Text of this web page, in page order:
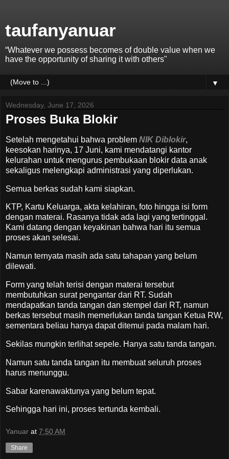
taufanyanuar
“Whatever we possess becomes of double value when we
have the opportunity of sharing it with others"
▼
Wednesday, June 17, 2026
Proses Buka Blokir
Setelah mengetahui bahwa problem NIK Diblokir,
keesokan harinya, 17 Juni, kami mendatangi kantor
kelurahan untuk mengurus pembukaan blokir data anak
sekaligus melengkapi administrasi yang diperlukan.
Semua berkas sudah kami siapkan.
KTP, Kartu Keluarga, akta kelahiran, foto hingga isi form
dengan materai. Rasanya tidak ada lagi yang tertinggal.
Kami datang dengan keyakinan bahwa hari itu semua
proses akan selesai.
Namun ternyata masih ada satu tahapan yang belum
dilewati.
Form yang telah terisi dengan materai tersebut
membutuhkan surat pengantar dari RT. Sudah
mendapatkan tanda tangan dan stempel dari RT, namun
berkas tersebut masih memerlukan tanda tangan Ketua RW,
sementara beliau hanya dapat ditemui pada malam hari.
Sekilas mungkin terlihat sepele. Hanya satu tanda tangan.
Namun satu tanda tangan itu membuat seluruh proses
harus menunggu.
Sabar karenawaktunya yang belum tepat.
Sehingga hari ini, proses tertunda kembali.
Yanuar at 7:50 AM
Share